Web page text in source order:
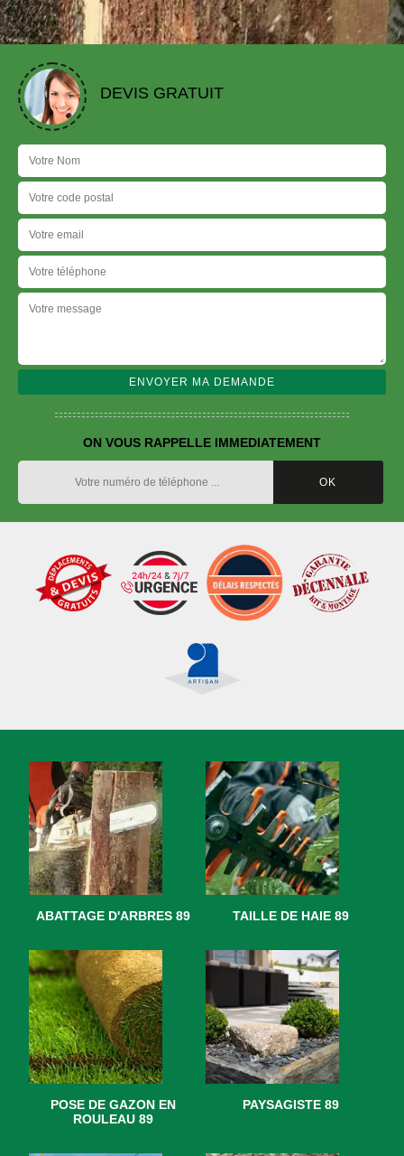
DEVIS GRATUIT
ON VOUS RAPPELLE IMMEDIATEMENT
ABATTAGE D'ARBRES 89 TAILLE DE HAIE 89
POSE DE GAZON EN
ROULEAU 89
PAYSAGISTE 89